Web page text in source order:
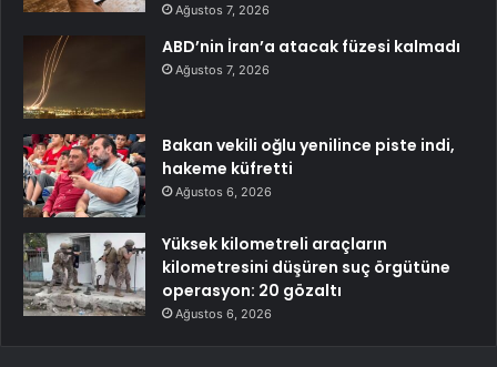
Ağustos 7, 2026
ABD’nin İran’a atacak füzesi kalmadı
Ağustos 7, 2026
Bakan vekili oğlu yenilince piste indi,
hakeme küfretti
Ağustos 6, 2026
Yüksek kilometreli araçların
kilometresini düşüren suç örgütüne
operasyon: 20 gözaltı
Ağustos 6, 2026